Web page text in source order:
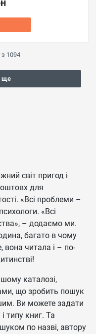
1094
ще
світ пригод і
для
«Всі проблеми –
«Всі
– додаємо ми.
багато в чому
вона читала і – по-
каталозі,
що зробить пошук
Ви можете задати
типу книг. Та
по назві, автору